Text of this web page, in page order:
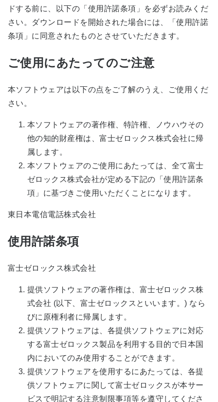
ドする前に、以下の「使用許諾条項」を必ずお読みくだ
さい。ダウンロードを開始された場合には、「使用許諾
条項」に同意されたものとさせていただきます。
ご使用にあたってのご注意
本ソフトウェアは以下の点をご了解のうえ、ご使用くだ
さい。
本ソフトウェアの著作権、特許権、ノウハウその
他の知的財産権は、富士ゼロックス株式会社に帰
属します。
本ソフトウェアのご使用にあたっては、全て富士
ゼロックス株式会社が定める下記の「使用許諾条
項」に基づきご使用いただくことになります。
東日本電信電話株式会社
使用許諾条項
富士ゼロックス株式会社
提供ソフトウェアの著作権は、富士ゼロックス株
式会社 (以下、富士ゼロックスといいます。) なら
びに原権利者に帰属します。
提供ソフトウェアは、各提供ソフトウェアに対応
する富士ゼロックス製品を利用する目的で日本国
内においてのみ使用することができます。
提供ソフトウェアを使用するにあたっては、各提
供ソフトウェアに関して富士ゼロックスが本サー
ビスで明記する注意制限事項等を遵守してくださ